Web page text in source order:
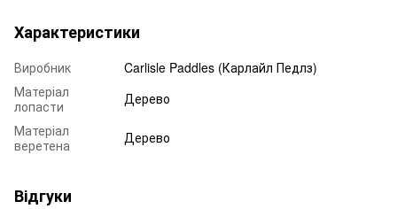
Характеристики
Виробник
Carlisle Paddles (Карлайл Педлз)
Матеріал
лопасти
Дерево
Матеріал
веретена
Дерево
Відгуки